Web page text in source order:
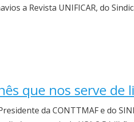
a Revista UNIFICAR, do
que nos serve de
da CONTTMAF e do